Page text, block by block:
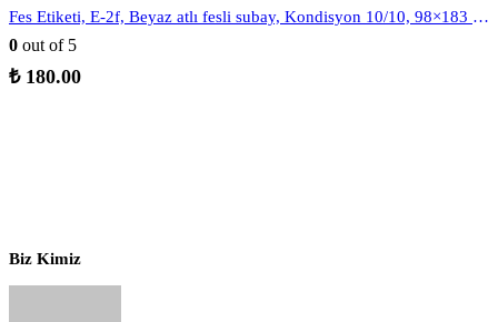
Fes Etiketi, E-2f, Beyaz atlı fesli subay, Kondisyon 10/10, 98×183 mm, Gerçek = Orijinal
0 out of 5
₺180.00
Biz Kimiz